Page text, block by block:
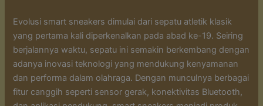
Evolusi smart sneakers dimulai dari sepatu atletik klasik
yang pertama kali diperkenalkan pada abad ke-19. Seiring
berjalannya waktu, sepatu ini semakin berkembang dengan
adanya inovasi teknologi yang mendukung kenyamanan
dan performa dalam olahraga. Dengan munculnya berbagai
fitur canggih seperti sensor gerak, konektivitas Bluetooth,